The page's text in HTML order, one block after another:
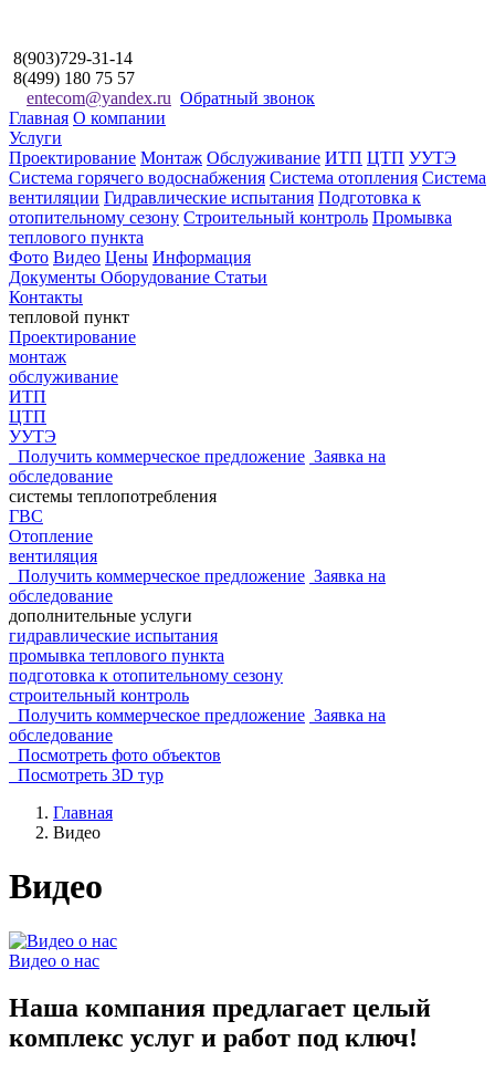
8(903)729-31-14
8(499) 180 75 57
entecom@yandex.ru Обратный звонок
Главная О компании
Услуги
Проектирование Монтаж Обслуживание ИТП ЦТП УУТЭ
Система горячего водоснабжения Система отопления Система
вентиляции Гидравлические испытания Подготовка к
отопительному сезону Строительный контроль Промывка
теплового пункта
Фото Видео Цены Информация
Документы Оборудование Статьи
Контакты
тепловой пункт
Проектирование
монтаж
обслуживание
ИТП
ЦТП
УУТЭ
Получить коммерческое предложение Заявка на
обследование
системы теплопотребления
ГВС
Отопление
вентиляция
Получить коммерческое предложение Заявка на
обследование
дополнительные услуги
гидравлические испытания
промывка теплового пункта
подготовка к отопительному сезону
строительный контроль
Получить коммерческое предложение Заявка на
обследование
Посмотреть фото объектов
Посмотреть 3D тур
Главная
Видео
Видео
Видео о нас
Наша компания предлагает целый
комплекс услуг и работ под ключ!